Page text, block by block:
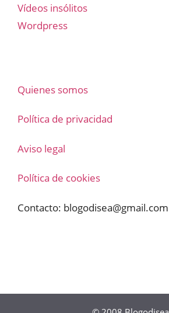
Vídeos insólitos
Wordpress
Quienes somos
Política de privacidad
Aviso legal
Política de cookies
Contacto: blogodisea@gmail.com